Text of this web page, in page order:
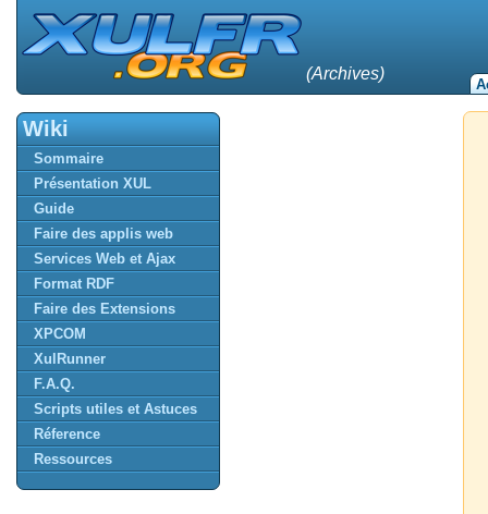
(Archives)
Wiki
Sommaire
Présentation XUL
Guide
Faire des applis web
Services Web et Ajax
Format RDF
Faire des Extensions
XPCOM
XulRunner
F.A.Q.
Scripts utiles et Astuces
Réference
Ressources